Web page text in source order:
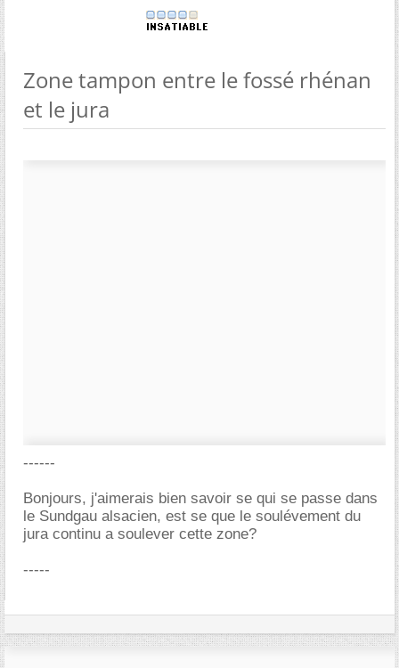
Zone tampon entre le fossé rhénan
et le jura
------
Bonjours, j'aimerais bien savoir se qui se passe dans
le Sundgau alsacien, est se que le soulévement du
jura continu a soulever cette zone?
-----